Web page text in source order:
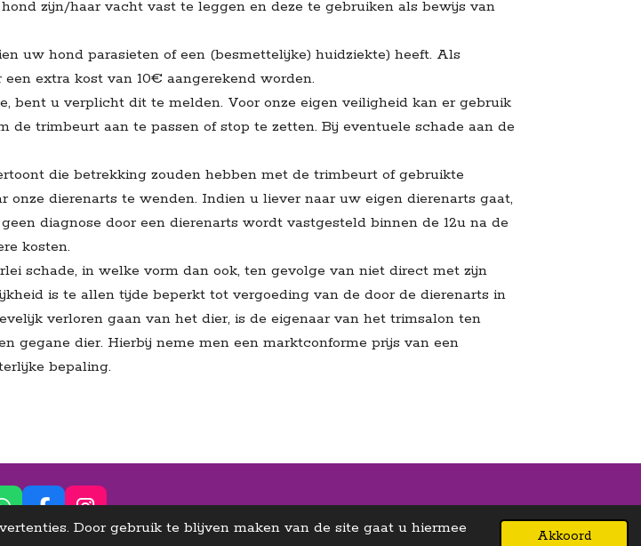
Door gebruik te blijven maken van de site gaat u hiermee
Akkoord
zijn/haar vacht vast te leggen en deze te gebruiken als bewijs van
uw hond parasieten of een (besmettelijke) huidziekte) heeft. Als
extra kost van 10€ aangerekend worden.
bent u verplicht dit te melden. Voor onze eigen veiligheid kan er gebruik
trimbeurt aan te passen of stop te zetten. Bij eventuele schade aan de
die betrekking zouden hebben met de trimbeurt of gebruikte
dierenarts te wenden. Indien u liever naar uw eigen dierenarts gaat,
diagnose door een dierenarts wordt vastgesteld binnen de 12u na de
kosten.
schade, in welke vorm dan ook, ten gevolge van niet direct met zijn
is te allen tijde beperkt tot vergoeding van de door de dierenarts in
verloren gaan van het dier, is de eigenaar van het trimsalon ten
gegane dier. Hierbij neme men een marktconforme prijs van een
bepaling.
H
A
N